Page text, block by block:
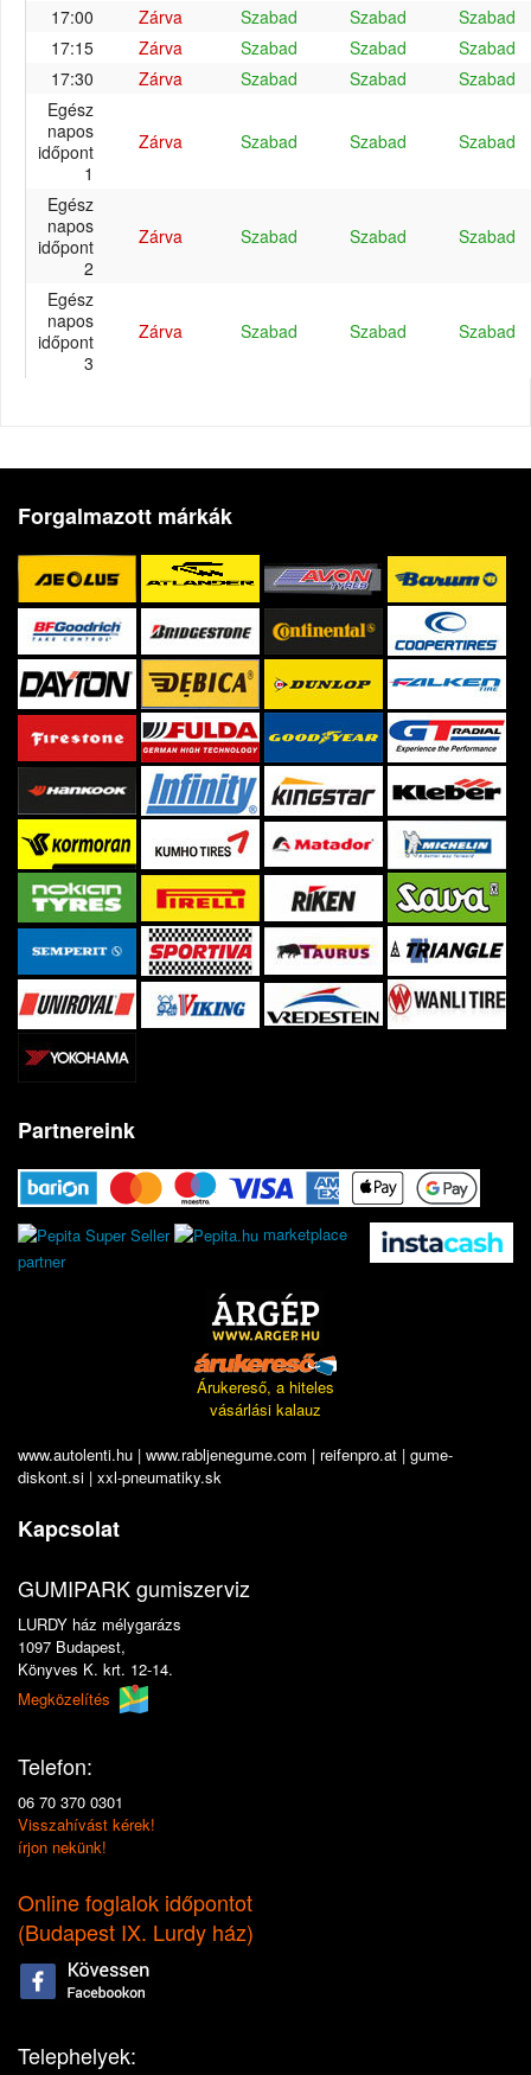
17:00
Zárva Szabad Szabad
Szabad
17:15
Zárva Szabad Szabad
Szabad
17:30
Zárva Szabad Szabad
Szabad
Egész
napos
időpont
1
Zárva Szabad Szabad Szabad
Egész
napos
időpont
2
Zárva Szabad Szabad Szabad
Egész
napos
időpont
3
Zárva Szabad Szabad Szabad
Forgalmazott márkák
Partnereink
marketplace
partner
Árukereső, a hiteles
vásárlási kalauz
www.autolenti.hu | www.rabljenegume.com | reifenpro.at | gume-
diskont.si | xxl-pneumatiky.sk
Kapcsolat
GUMIPARK gumiszerviz
LURDY ház mélygarázs
1097 Budapest,
Könyves K. krt. 12-14.
Megközelítés
Telefon:
06 70 370 0301
Visszahívást kérek!
írjon nekünk!
Online foglalok időpontot
(Budapest IX. Lurdy ház)
Telephelyek: